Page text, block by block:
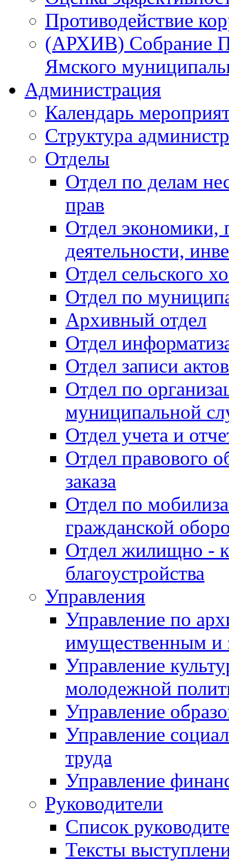
Противодействие
(АРХИВ) Собрание
Ямского
Администрация
Календарь
Структура
Отделы
Отдел по делам
прав
Отдел экономики,
деятельности,
Отдел сельского
Отдел по
Архивный отдел
Отдел
Отдел записи
Отдел по
муниципальной
Отдел учета и
Отдел правового
заказа
Отдел по
гражданской
Отдел жилищно -
благоустройства
Управления
Управление по
имущественным и
Управление
молодежной
Управление
Управление
труда
Управление
Руководители
Список
Тексты